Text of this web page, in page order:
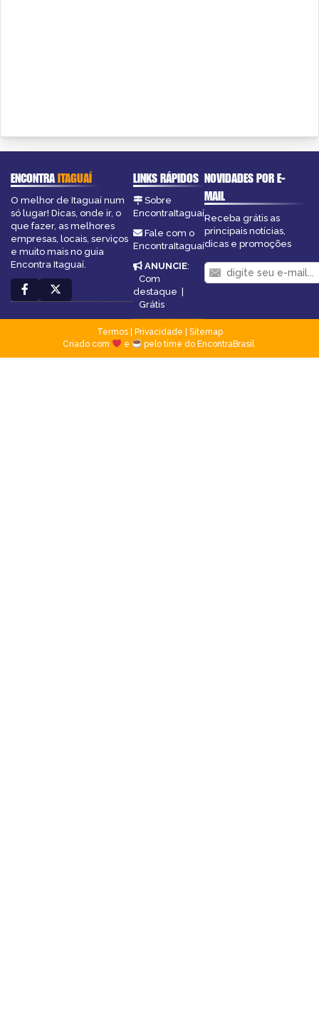
ENCONTRAITAGUAÍ
O melhor de Itaguaí num
só lugar! Dicas, onde ir, o
que fazer, as melhores
empresas, locais, serviços
e muito mais no guia
Encontra Itaguaí.
LINKS RÁPIDOS
Sobre
EncontraItaguaí
Fale com o
EncontraItaguaí
ANUNCIE:
Com
destaque |
Grátis
NOVIDADES POR E-
MAIL
Receba grátis as
principais notícias,
dicas e promoções
Termos| Privacidade
Sitemap
Criado com
e pelo time do EncontraBrasil